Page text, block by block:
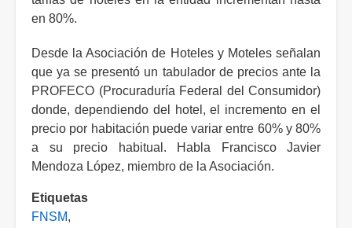
en 80%.
Desde la Asociación de Hoteles y Moteles señalan
que ya se presentó un tabulador de precios ante la
PROFECO (Procuraduría Federal del Consumidor)
donde, dependiendo del hotel, el incremento en el
precio por habitación puede variar entre 60% y 80%
a su precio habitual. Habla Francisco Javier
Mendoza López, miembro de la Asociación.
Etiquetas
FNSM